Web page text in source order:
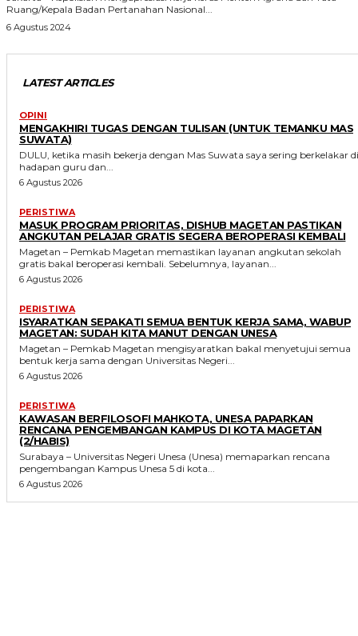
Ruang/Kepala Badan Pertanahan Nasional...
6 Agustus 2024
LATEST ARTICLES
OPINI
MENGAKHIRI TUGAS DENGAN TULISAN (UNTUK TEMANKU MAS
SUWATA)
DULU, ketika masih bekerja dengan Mas Suwata saya sering berkelakar di
hadapan guru dan...
6 Agustus 2026
PERISTIWA
MASUK PROGRAM PRIORITAS, DISHUB MAGETAN PASTIKAN
ANGKUTAN PELAJAR GRATIS SEGERA BEROPERASI KEMBALI
Magetan – Pemkab Magetan memastikan layanan angkutan sekolah
gratis bakal beroperasi kembali. Sebelumnya, layanan...
6 Agustus 2026
PERISTIWA
ISYARATKAN SEPAKATI SEMUA BENTUK KERJA SAMA, WABUP
MAGETAN: SUDAH KITA MANUT DENGAN UNESA
Magetan – Pemkab Magetan mengisyaratkan bakal menyetujui semua
bentuk kerja sama dengan Universitas Negeri...
6 Agustus 2026
PERISTIWA
KAWASAN BERFILOSOFI MAHKOTA, UNESA PAPARKAN
RENCANA PENGEMBANGAN KAMPUS DI KOTA MAGETAN
(2/HABIS)
Surabaya – Universitas Negeri Unesa (Unesa) memaparkan rencana
pengembangan Kampus Unesa 5 di kota...
6 Agustus 2026